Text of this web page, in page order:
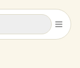
キャンセル
キャンセル